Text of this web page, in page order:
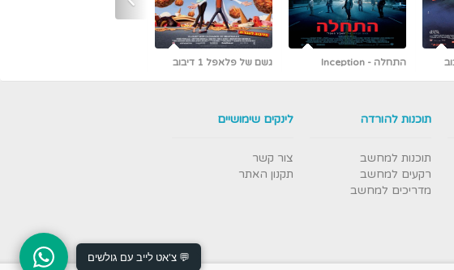
גשם של פלאפל 1 דיבוב
כמו גדולים (קלאסיקה עם
תוכנות להורדה
תוכנות למחשב
רקעים למחשב
מדריכים למחשב
לינקים שימושיים
צור קשר
תקנון האתר
💬 צ'אט לייב עם גולשים